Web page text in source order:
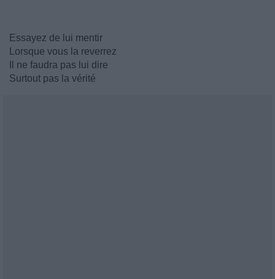
Essayez de lui mentir
Lorsque vous la reverrez
Il ne faudra pas lui dire
Surtout pas la vérité